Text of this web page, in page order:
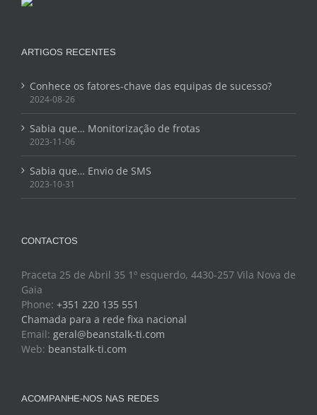
ARTIGOS RECENTES
Conhece os fatores-chave das equipas de sucesso?
2024-08-26
Sabia que… Monitorização de frotas
2023-11-06
Sabia que… Envio de SMS
2023-10-31
CONTACTOS
Praceta 25 de Abril 35 1º esquerdo, 4430-257 Vila Nova de
Gaia
Phone: +351 220 135 551
Chamada para a rede fixa nacional
Email: geral@beanstalk-ti.com
Web: beanstalk-ti.com
ACOMPANHE-NOS NAS REDES